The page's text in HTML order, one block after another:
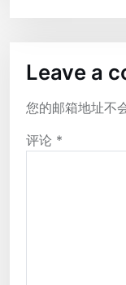
Leave a
您的邮箱地址不
评论 *